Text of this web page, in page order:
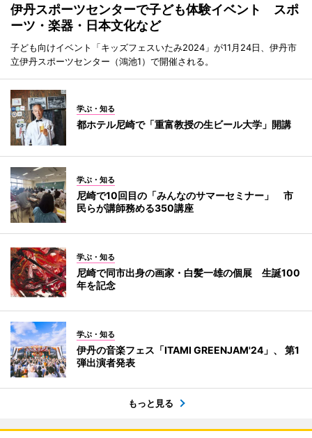
伊丹スポーツセンターで子ども体験イベント スポ
ーツ・楽器・日本文化など
子ども向けイベント「キッズフェスいたみ2024」が11月24日、伊丹市
立伊丹スポーツセンター（鴻池1）で開催される。
学ぶ・知る
都ホテル尼崎で「重富教授の生ビール大学」開講
学ぶ・知る
尼崎で10回目の「みんなのサマーセミナー」 市
民らが講師務める350講座
学ぶ・知る
尼崎で同市出身の画家・白髪一雄の個展 生誕100
年を記念
学ぶ・知る
伊丹の音楽フェス「ITAMI GREENJAM'24」、 第1
弾出演者発表
もっと見る